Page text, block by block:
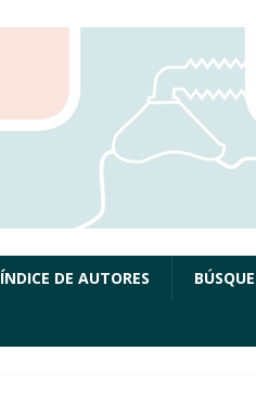
ÍNDICE DE AUTORES